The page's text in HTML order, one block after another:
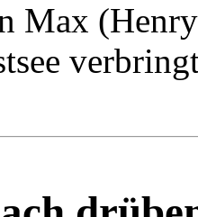
Max